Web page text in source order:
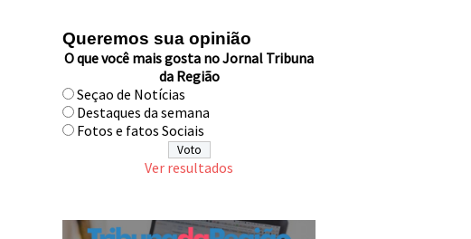
Queremos sua opinião
O que você mais gosta no Jornal Tribuna
da Região
Seçao de Notícias
Destaques da semana
Fotos e fatos Sociais
Ver resultados